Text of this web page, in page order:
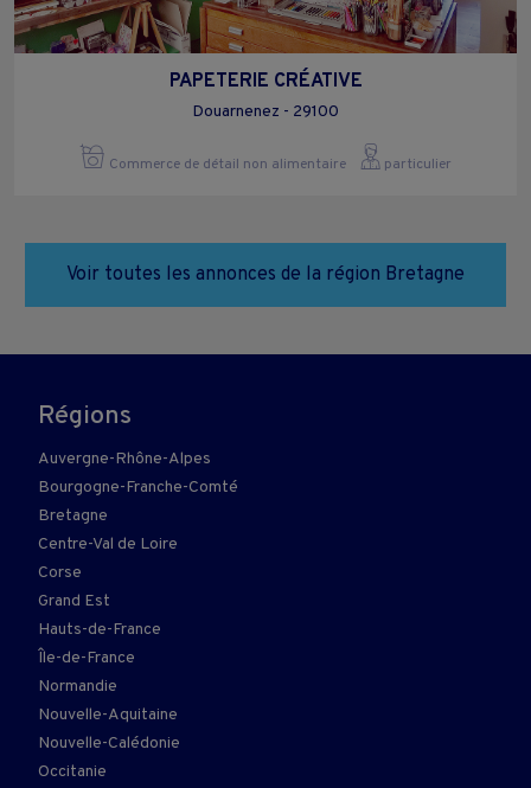
PAPETERIE CRÉATIVE
Douarnenez - 29100
Commerce de détail non alimentaire particulier
Voir toutes les annonces de la région Bretagne
Régions
Auvergne-Rhône-Alpes
Bourgogne-Franche-Comté
Bretagne
Centre-Val de Loire
Corse
Grand Est
Hauts-de-France
Île-de-France
Normandie
Nouvelle-Aquitaine
Nouvelle-Calédonie
Occitanie